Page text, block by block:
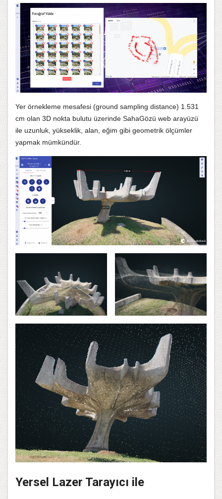
Yer örnekleme mesafesi (ground sampling distance) 1.531
cm olan 3D nokta bulutu üzerinde SahaGözü web arayüzü
ile uzunluk, yükseklik, alan, eğim gibi geometrik ölçümler
yapmak mümkündür.
Yersel Lazer Tarayıcı ile